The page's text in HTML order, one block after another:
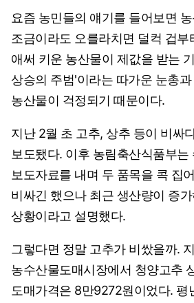
요즘 농민들의 얘기를 들어보면
조금이라도 오를라치면 덜컥 겁부
애써 키운 농산물이 제값을 받는
상승의 주범'이라는 따가운 눈총
농산물이 걱정되기 때문이다.
지난 2월 초 고추, 상추 등이 비싸
보도됐다. 이후 농림축산식품부는
보도자료를 내며 두 품목을 콕 집
비싸긴 했으나 최근 생산량이 증
상황이라고 설명했다.
그렇다면 정말 고추가 비쌌을까.
농수산물도매시장에서 청양고추
도매가격은 8만9272원이었다. 평